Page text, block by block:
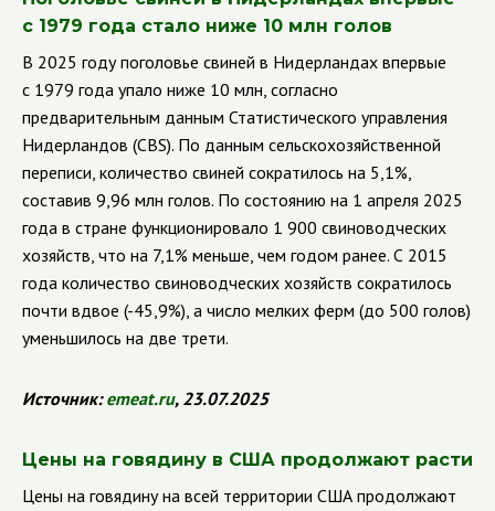
с 1979 года стало ниже 10 млн голов
В 2025 году поголовье свиней в Нидерландах впервые
с 1979 года упало ниже 10 млн, согласно
предварительным данным Статистического управления
Нидерландов (CBS). По данным сельскохозяйственной
переписи, количество свиней сократилось на 5,1%,
составив 9,96 млн голов. По состоянию на 1 апреля 2025
года в стране функционировало 1 900 свиноводческих
хозяйств, что на 7,1% меньше, чем годом ранее. С 2015
года количество свиноводческих хозяйств сократилось
почти вдвое (-45,9%), а число мелких ферм (до 500 голов)
уменьшилось на две трети.
Источник:emeat.ru, 23.07.2025
Цены на говядину в США продолжают расти
Цены на говядину на всей территории США продолжают